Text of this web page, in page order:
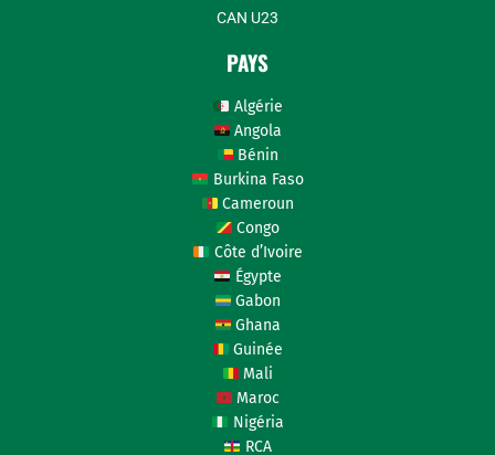
CAN U23
PAYS
Algérie
Angola
Bénin
Burkina Faso
Cameroun
Congo
Côte d’Ivoire
Égypte
Gabon
Ghana
Guinée
Mali
Maroc
Nigéria
RCA